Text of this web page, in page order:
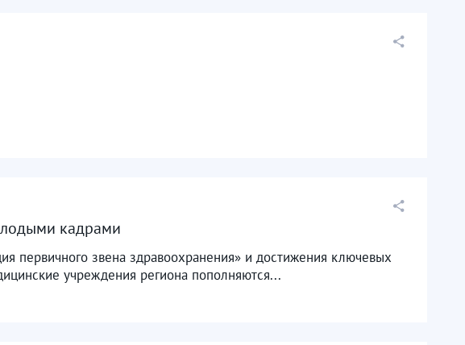
кадрами
первичного звена здравоохранения» и достижения ключевых
учреждения региона пополняются...